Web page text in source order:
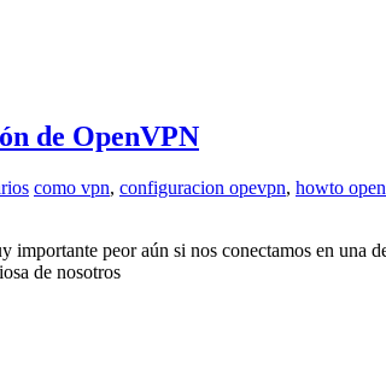
de OpenVPN
como vpn, configuracion opevpn, howto
importante peor aún si nos conectamos en una
de nosotros